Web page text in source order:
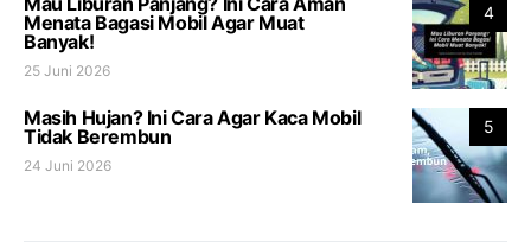
4
Menata Bagasi Mobil Agar Muat
Banyak!
25 Juni 2026
5
Masih Hujan? Ini Cara Agar Kaca Mobil
Tidak Berembun
24 Juni 2026